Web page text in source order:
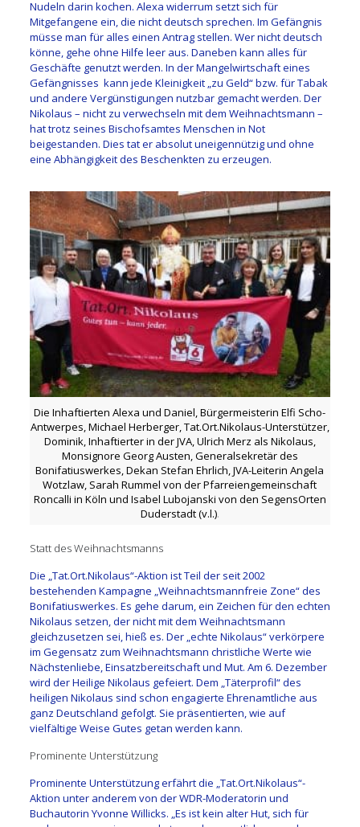
Nudeln darin kochen. Alexa widerrum setzt sich für
Mitgefangene ein, die nicht deutsch sprechen. Im Gefängnis
müsse man für alles einen Antrag stellen. Wer nicht deutsch
könne, gehe ohne Hilfe leer aus. Daneben kann alles für
Geschäfte genutzt werden. In der Mangelwirtschaft eines
Gefängnisses kann jede Kleinigkeit „zu Geld“ bzw. für Tabak
und andere Vergünstigungen nutzbar gemacht werden. Der
Nikolaus – nicht zu verwechseln mit dem Weihnachtsmann –
hat trotz seines Bischofsamtes Menschen in Not
beigestanden. Dies tat er absolut uneigennützig und ohne
eine Abhängigkeit des Beschenkten zu erzeugen.
Die Inhaftierten Alexa und Daniel, Bürgermeisterin Elfi Scho-
Antwerpes, Michael Herberger, Tat.Ort.Nikolaus-Unterstützer,
Dominik, Inhaftierter in der JVA, Ulrich Merz als Nikolaus,
Monsignore Georg Austen, Generalsekretär des
Bonifatiuswerkes, Dekan Stefan Ehrlich, JVA-Leiterin Angela
Wotzlaw, Sarah Rummel von der Pfarreiengemeinschaft
Roncalli in Köln und Isabel Lubojanski von den SegensOrten
Duderstadt (v.l.).
Statt des Weihnachtsmanns
Die „Tat.Ort.Nikolaus“-Aktion ist Teil der seit 2002
bestehenden Kampagne „Weihnachtsmannfreie Zone“ des
Bonifatiuswerkes. Es gehe darum, ein Zeichen für den echten
Nikolaus setzen, der nicht mit dem Weihnachtsmann
gleichzusetzen sei, hieß es. Der „echte Nikolaus“ verkörpere
im Gegensatz zum Weihnachtsmann christliche Werte wie
Nächstenliebe, Einsatzbereitschaft und Mut. Am 6. Dezember
wird der Heilige Nikolaus gefeiert. Dem „Täterprofil“ des
heiligen Nikolaus sind schon engagierte Ehrenamtliche aus
ganz Deutschland gefolgt. Sie präsentierten, wie auf
vielfältige Weise Gutes getan werden kann.
Prominente Unterstützung
Prominente Unterstützung erfährt die „Tat.Ort.Nikolaus“-
Aktion unter anderem von der WDR-Moderatorin und
Buchautorin Yvonne Willicks. „Es ist kein alter Hut, sich für